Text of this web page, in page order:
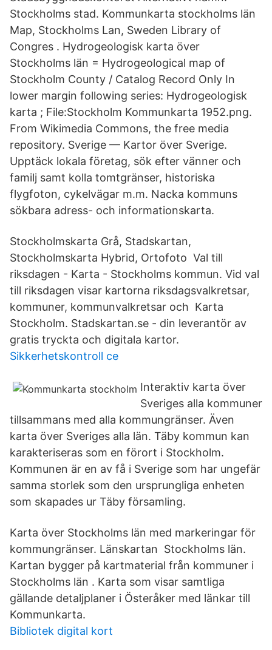
Stockholms stad. Kommunkarta stockholms län
Map, Stockholms Lan, Sweden Library of
Congres . Hydrogeologisk karta över
Stockholms län = Hydrogeological map of
Stockholm County / Catalog Record Only In
lower margin following series: Hydrogeologisk
karta ; File:Stockholm Kommunkarta 1952.png.
From Wikimedia Commons, the free media
repository. Sverige — Kartor över Sverige.
Upptäck lokala företag, sök efter vänner och
familj samt kolla tomtgränser, historiska
flygfoton, cykelvägar m.m. Nacka kommuns
sökbara adress- och informationskarta.
Stockholmskarta Grå, Stadskartan,
Stockholmskarta Hybrid, Ortofoto Val till
riksdagen - Karta - Stockholms kommun. Vid val
till riksdagen visar kartorna riksdagsvalkretsar,
kommuner, kommunvalkretsar och Karta
Stockholm. Stadskartan.se - din leverantör av
gratis tryckta och digitala kartor.
Sikkerhetskontroll ce
Interaktiv karta över
Sveriges alla kommuner
tillsammans med alla kommungränser. Även
karta över Sveriges alla län. Täby kommun kan
karakteriseras som en förort i Stockholm.
Kommunen är en av få i Sverige som har ungefär
samma storlek som den ursprungliga enheten
som skapades ur Täby församling.
Karta över Stockholms län med markeringar för
kommungränser. Länskartan Stockholms län.
Kartan bygger på kartmaterial från kommuner i
Stockholms län . Karta som visar samtliga
gällande detaljplaner i Österåker med länkar till
Kommunkarta.
Bibliotek digital kort